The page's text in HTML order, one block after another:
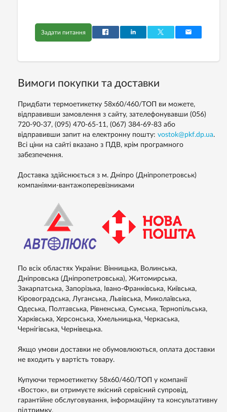
Задати питання
Вимоги покупки та доставки
Придбати термоетикетку 58х60/460/ТОП ви можете,
відправивши замовлення з сайту, зателефонувавши (056)
720-90-37, (095) 470-65-11, (067) 384-69-83 або
відправивши запит на електронну пошту: vostok@pkf.dp.ua.
Всі ціни на сайті вказано з ПДВ, крім програмного
забезпечення.
Доставка здійснюється з м. Дніпро (Дніпропетровськ)
компаніями-вантажоперевізниками
По всіх областях України: Вінницька, Волинська,
Дніпровська (Дніпропетровська), Житомирська,
Закарпатська, Запорізька, Івано-Франківська, Київська,
Кіровоградська, Луганська, Львівська, Миколаївська,
Одеська, Полтавська, Рівненська, Сумська, Тернопільська,
Харківська, Херсонська, Хмельницька, Черкаська,
Чернігівська, Чернівецька.
Якщо умови доставки не обумовлюються, оплата доставки
не входить у вартість товару.
Купуючи термоетикетку 58х60/460/ТОП у компанії
«Восток», ви отримуєте якісний сервісний супровід,
гарантійне обслуговування, інформаційну та консультативну
підтримку.